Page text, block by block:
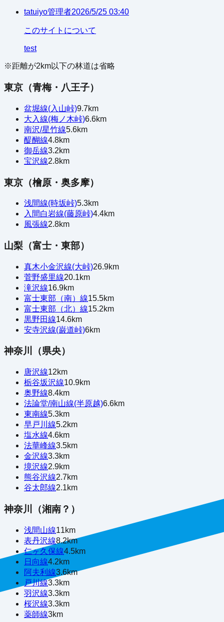
tatuiyo管理者2026/5/25 03:40
このサイトについて
test
※距離が2km以下の林道は省略
東京（青梅・八王子）
盆堀線(入山峠)9.7km
大入線(梅ノ木峠)6.6km
南沢/星竹線5.6km
醍醐線4.8km
御岳線3.2km
宝沢線2.8km
東京（檜原・奥多摩）
浅間線(時坂峠)5.3km
入間白岩線(藤原峠)4.4km
風張線2.8km
山梨（富士・東部）
真木小金沢線(大峠)26.9km
菅野盛里線20.1km
滝沢線16.9km
富士東部（南）線15.5km
富士東部（北）線15.2km
黒野田線14.6km
安寺沢線(巌道峠)6km
神奈川（県央）
唐沢線12km
栃谷坂沢線10.9km
奥野線8.4km
法論堂/南山線(半原越)6.6km
東南線5.3km
早戸川線5.2km
塩水線4.6km
法華峰線3.5km
金沢線3.3km
境沢線2.9km
熊谷沢線2.7km
谷太郎線2.1km
神奈川（湘南？）
浅間山線11km
表丹沢線8.2km
仁ヶ久保線4.5km
日向線4.2km
阿夫利線3.6km
戸川線3.3km
羽沢線3.3km
桜沢線3.3km
薬師線3km